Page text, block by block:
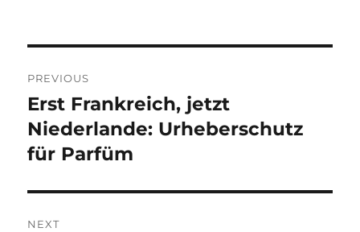
navigation
PREVIOUS
Previous
post:
Erst Frankreich, jetzt
Niederlande: Urheberschutz
für Parfüm
NEXT